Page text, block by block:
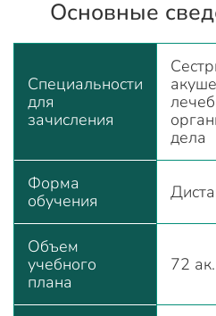
Основные
Специальности
для
зачисления
дела
Форма
обучения
Объем
учебного
плана
72